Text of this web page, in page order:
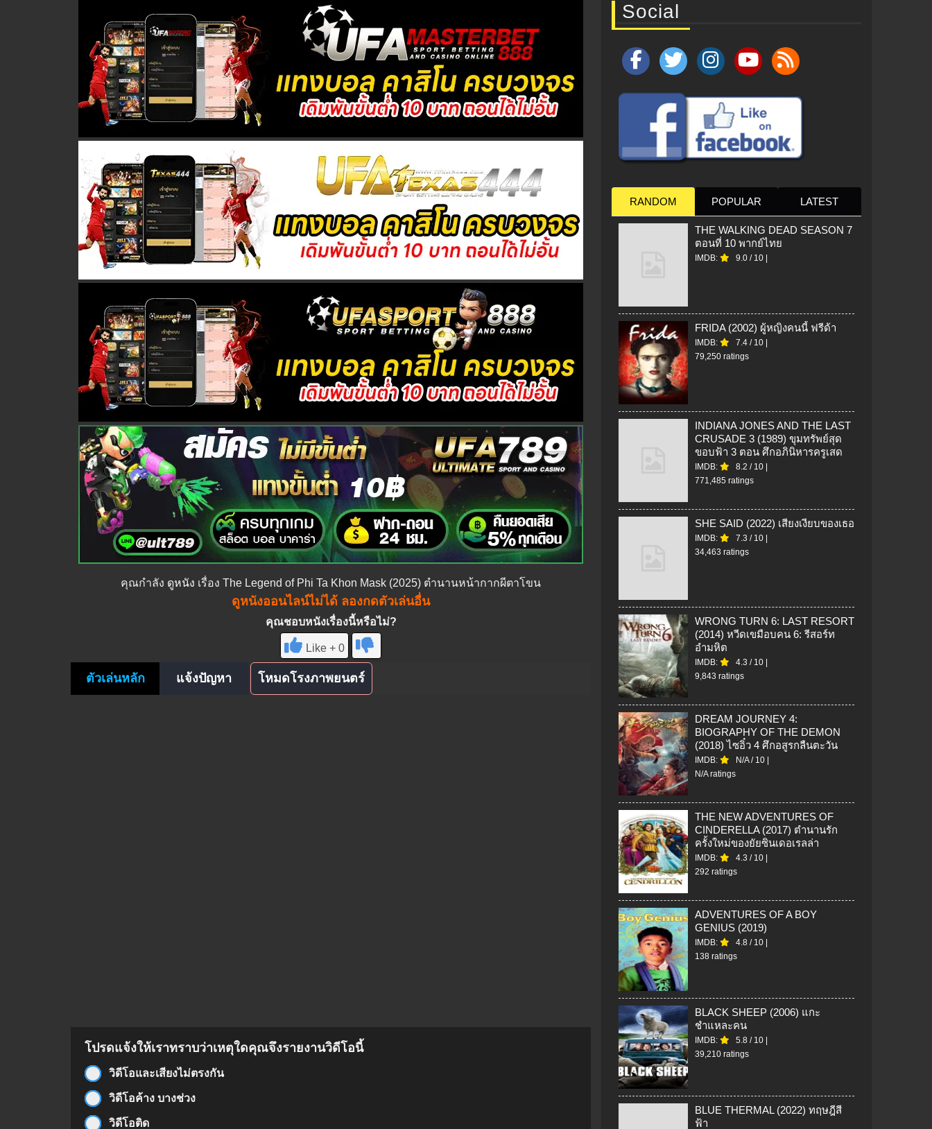
คุณกำลัง ดูหนัง เรื่อง The Legend of Phi Ta Khon Mask (2025) ตำนานหน้ากากผีตาโขน
ดูหนังออนไลน์ไม่ได้ ลองกดตัวเล่นอื่น
คุณชอบหนังเรื่องนี้หรือไม่?
Like + 0
ตัวเล่นหลัก แจ้งปัญหา โหมดโรงภาพยนตร์
โปรดแจ้งให้เราทราบว่าเหตุใดคุณจึงรายงานวิดีโอนี้
วิดีโอและเสียงไม่ตรงกัน
วิดีโอค้าง บางช่วง
วิดีโอติด
Social
RANDOM POPULAR LATEST
THE WALKING DEAD SEASON 7
ตอนที่ 10 พากย์ไทย
IMDB: 9.0 / 10
FRIDA (2002) ผู้หญิงคนนี้ ฟรีด้า
IMDB: 7.4 / 10
79,250 ratings
INDIANA JONES AND THE LAST
CRUSADE 3 (1989) ขุมทรัพย์สุด
ขอบฟ้า 3 ตอน ศึกอภินิหารครูเสด
IMDB: 8.2 / 10
771,485 ratings
SHE SAID (2022) เสียงเงียบของเธอ
IMDB: 7.3 / 10
34,463 ratings
WRONG TURN 6: LAST RESORT
(2014) หวีดเขมือบคน 6: รีสอร์ท
อำมหิต
IMDB: 4.3 / 10
9,843 ratings
DREAM JOURNEY 4:
BIOGRAPHY OF THE DEMON
(2018) ไซอิ๋ว 4 ศึกอสูรกลืนตะวัน
IMDB: N/A/ 10
N/A ratings
THE NEW ADVENTURES OF
CINDERELLA (2017) ตำนานรัก
ครั้งใหม่ของยัยซินเดอเรลล่า
IMDB: 4.3 / 10
292 ratings
ADVENTURES OF A BOY
GENIUS (2019)
IMDB: 4.8 / 10
138 ratings
BLACK SHEEP (2006) แกะ
ชำแหละคน
IMDB: 5.8 / 10
39,210 ratings
BLUE THERMAL (2022) ทฤษฎีสี
ฟ้า